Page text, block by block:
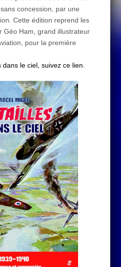
concession, par une
Cette édition reprend les
Géo Ham, grand illustrateur
pour la première
le ciel, suivez ce lien